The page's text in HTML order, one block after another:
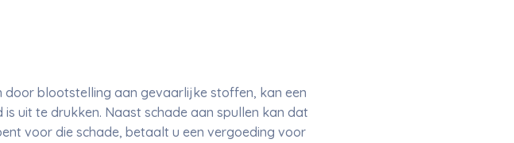
blootstelling aan gevaarlijke stoffen, kan een
uit te drukken. Naast schade aan spullen kan dat
voor die schade, betaalt u een vergoeding voor